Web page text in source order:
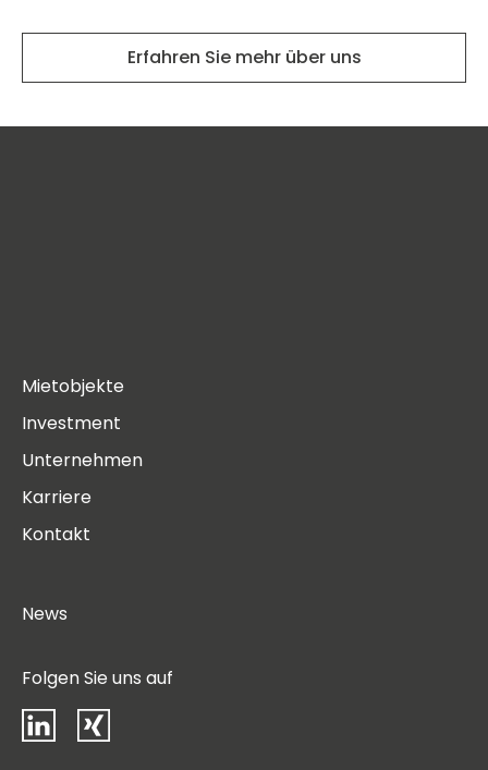
Erfahren Sie mehr über uns
Mietobjekte
Investment
Unternehmen
Karriere
Kontakt
News
Folgen Sie uns auf
LinkedIn
Xing